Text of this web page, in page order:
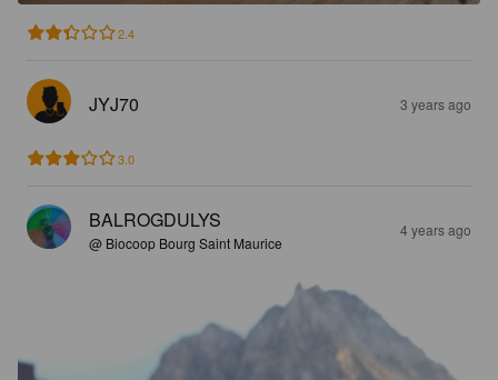
2.4
JYJ70 3 years ago
3.0
BALROGDULYS
@ Biocoop Bourg Saint Maurice
4 years ago